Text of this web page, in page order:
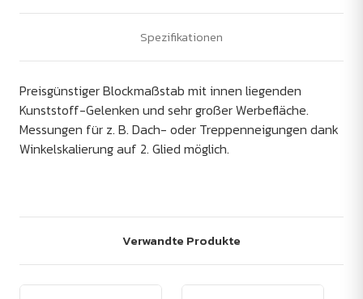
Spezifikationen
Preisgünstiger Blockmaßstab mit innen liegenden
Kunststoff-Gelenken und sehr großer Werbefläche.
Messungen für z. B. Dach- oder Treppenneigungen dank
Winkelskalierung auf 2. Glied möglich.
Verwandte Produkte